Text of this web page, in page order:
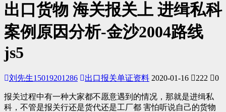
出口货物 海关报关上 进缉私科
案例原因分析-金沙2004路线
js5
刘先生15019201286 出口报关单证资料 2020-01-16 222 0
报关过程中有一种大家都不愿意遇到的情况，那就是进缉私
科，不管是报关行还是货代还是工厂都 害怕听说自己的货物